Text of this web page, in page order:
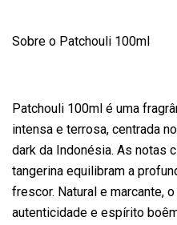
Sobre o Patchouli 100ml
Patchouli 100ml é uma
intensa e terrosa, centrada
dark da Indonésia. As notas
tangerina equilibram a
frescor. Natural e marcante,
autenticidade e espírito